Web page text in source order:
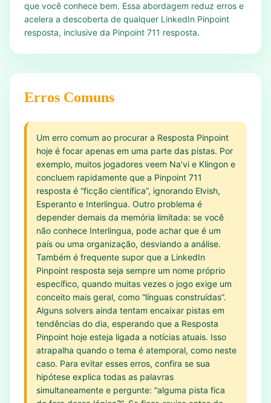
que você conhece bem. Essa abordagem reduz erros e
acelera a descoberta de qualquer LinkedIn Pinpoint
resposta, inclusive da Pinpoint 711 resposta.
Erros Comuns
Um erro comum ao procurar a Resposta Pinpoint
hoje é focar apenas em uma parte das pistas. Por
exemplo, muitos jogadores veem Na’vi e Klingon e
concluem rapidamente que a Pinpoint 711
resposta é “ficção científica”, ignorando Elvish,
Esperanto e Interlingua. Outro problema é
depender demais da memória limitada: se você
não conhece Interlingua, pode achar que é um
país ou uma organização, desviando a análise.
Também é frequente supor que a LinkedIn
Pinpoint resposta seja sempre um nome próprio
específico, quando muitas vezes o jogo exige um
conceito mais geral, como “línguas construídas”.
Alguns solvers ainda tentam encaixar pistas em
tendências do dia, esperando que a Resposta
Pinpoint hoje esteja ligada a notícias atuais. Isso
atrapalha quando o tema é atemporal, como neste
caso. Para evitar esses erros, confira se sua
hipótese explica todas as palavras
simultaneamente e pergunte: “alguma pista fica